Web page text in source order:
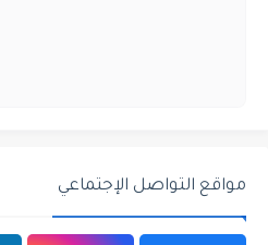
مواقع التواصل الإجتماعي